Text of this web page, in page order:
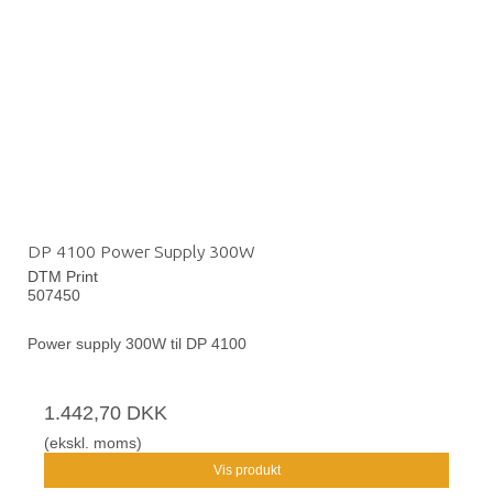
DP 4100 Power Supply 300W
DTM Print
507450
Power supply 300W til DP 4100
1.442,70 DKK
(ekskl. moms)
Vis produkt